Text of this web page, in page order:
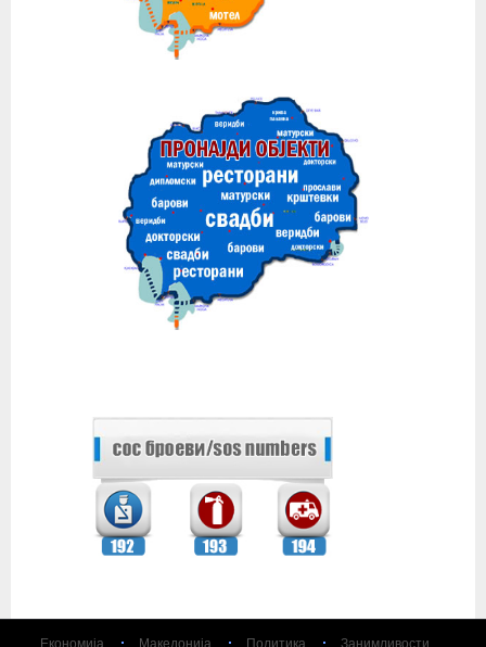
Економија Македонија Политика Занимливости